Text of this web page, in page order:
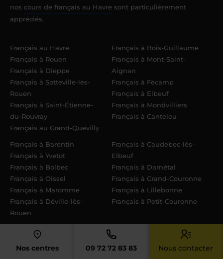
Nos centres 09 72 72 83 83 Nous contacter
nos cours de français au Havre sont particulièrement
appréciés.
Français au Havre
Français à Rouen
Français à Dieppe
Français à Sotteville-lès-
Rouen
Français à Saint-Étienne-
du-Rouvray
Français au Grand-Quevilly
Français à Bois-Guillaume
Français à Mont-Saint-
Aignan
Français à Fécamp
Français à Elbeuf
Français à Montivilliers
Français à Canteleu
Français à Barentin
Français à Yvetot
Français à Bolbec
Français à Oissel
Français à Maromme
Français à Déville-lès-
Rouen
Français à Caudebec-lès-
Elbeuf
Français à Darnétal
Français à Grand-Couronne
Français à Lillebonne
Français à Petit-Couronne